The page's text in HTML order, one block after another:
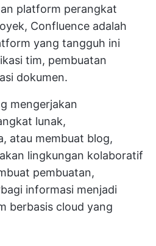
platform perangkat
Confluence adalah
yang tangguh ini
tim, pembuatan
dokumen.
mengerjakan
lunak,
atau membuat blog,
lingkungan kolaboratif
pembuatan,
informasi menjadi
berbasis cloud yang